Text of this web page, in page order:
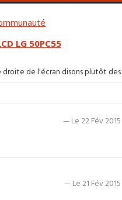
LG 50PC55
droite de l'écran disons plutôt des
— Le 22 Fév
— Le 21 Fév